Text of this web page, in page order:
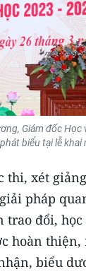
Giám đốc Học
biểu tại lễ khai
thi, xét
pháp
trao đổi,
hoàn thiện,
biểu